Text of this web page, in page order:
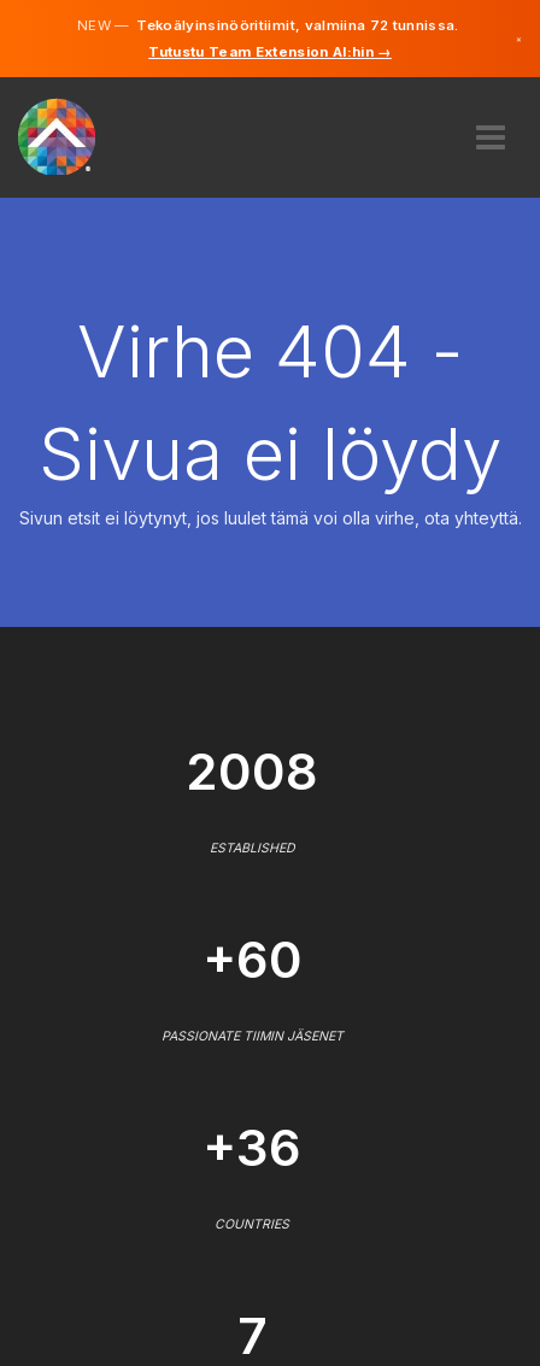
NEW —Tekoälyinsinööritiimit, valmiina 72 tunnissa.
Tutustu Team Extension AI:hin →
×
VUOKRAUS
Saksa
Englanti
Virhe 404 -
Sivua ei löydy
Sivun etsit ei löytynyt, jos luulet tämä voi olla virhe, ota yhteyttä.
2008
ESTABLISHED
+60
PASSIONATE TIIMIN JÄSENET
+36
COUNTRIES
7